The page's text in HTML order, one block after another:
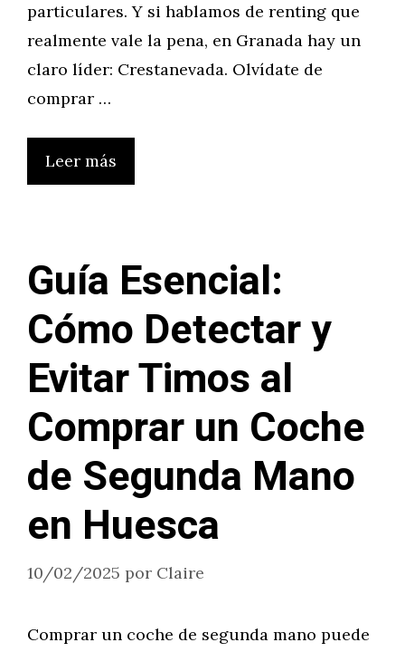
particulares. Y si hablamos de renting que
realmente vale la pena, en Granada hay un
claro líder: Crestanevada. Olvídate de
comprar …
Leer más
Guía Esencial:
Cómo Detectar y
Evitar Timos al
Comprar un Coche
de Segunda Mano
en Huesca
10/02/2025 por Claire
Comprar un coche de segunda mano puede